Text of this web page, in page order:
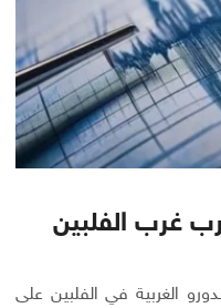
بقوة 5.8 يضرب غرب الفلبين
ميندورو الغربية في الفلبين على